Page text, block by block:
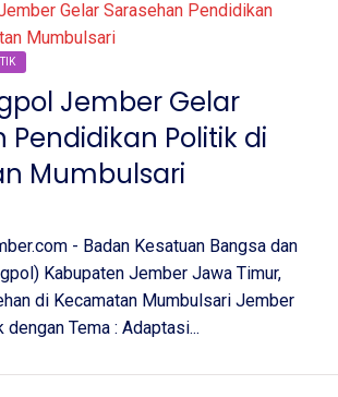
Jember Gelar
Pendidikan Politik di
Mumbulsari
- Badan Kesatuan Bangsa dan
Kabupaten Jember Jawa Timur,
di Kecamatan Mumbulsari Jember
Tema : Adaptasi...